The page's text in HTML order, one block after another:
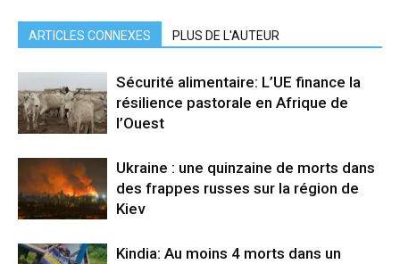
ARTICLES CONNEXES PLUS DE L'AUTEUR
Sécurité alimentaire: L’UE finance la
résilience pastorale en Afrique de
l’Ouest
Ukraine : une quinzaine de morts dans
des frappes russes sur la région de
Kiev
Kindia: Au moins 4 morts dans un